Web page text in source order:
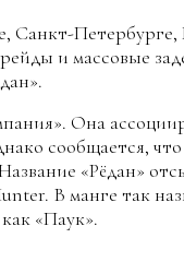
Санкт-Петербурге,
и массовые
Она
сообщается,
«Рёдан»
В манге так
«Паук».